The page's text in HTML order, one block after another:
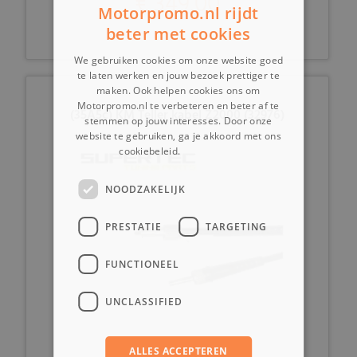
(35A5c) KM Teller kabel Z2000 (32976)
Motorpromo.nl rijdt
beter met cookies
We gebruiken cookies om onze website goed
te laten werken en jouw bezoek prettiger te
maken. Ook helpen cookies ons om
Motorpromo.nl te verbeteren en beter af te
stemmen op jouw interesses. Door onze
website te gebruiken, ga je akkoord met ons
cookiebeleid.
NOODZAKELIJK
PRESTATIE TARGETING
FUNCTIONEEL
UNCLASSIFIED
ALLES ACCEPTEREN